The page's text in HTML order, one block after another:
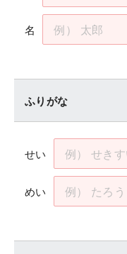
名
ふりがな
せい
めい